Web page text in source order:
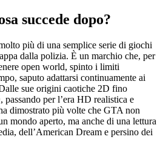
succede dopo?
più di una semplice serie di giochi
dalla polizia. È un marchio che, per
open world, spinto i limiti
saputo adattarsi continuamente ai
sue origini caotiche 2D fino
per l’era HD realistica e
dimostrato più volte che GTA non
mondo aperto, ma anche di una lettura
dell’American Dream e persino dei